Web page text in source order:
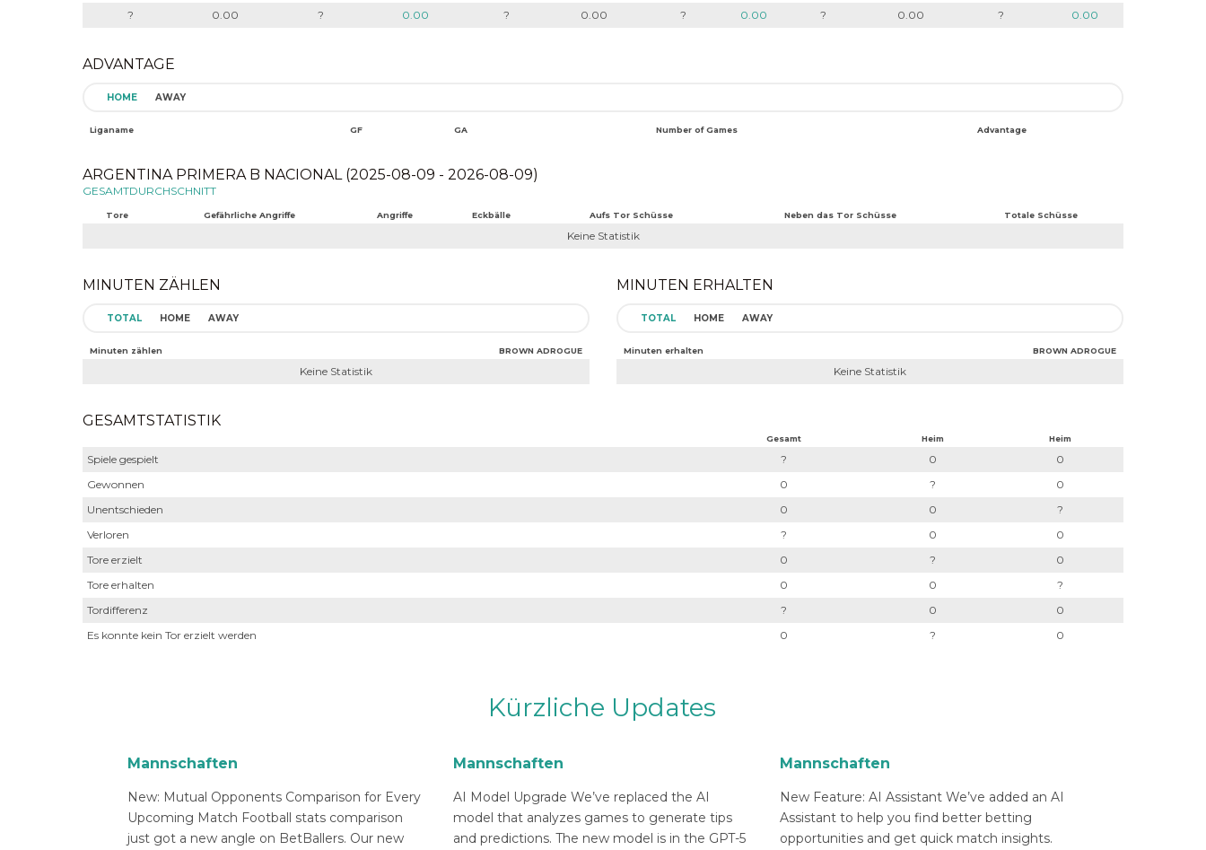
? 0.00 ? 0.00 ? 0.00 ? 0.00 ? 0.00 ? 0.00
ADVANTAGE
HOME AWAY
Liganame GF GA Number of Games Advantage
ARGENTINA PRIMERA B NACIONAL (2025-08-09 - 2026-08-09)
GESAMTDURCHSCHNITT
Tore Gefährliche Angriffe Angriffe Eckbälle Aufs Tor Schüsse Neben das Tor Schüsse Totale Schüsse
Keine Statistik
MINUTEN ZÄHLEN
TOTAL HOME AWAY
Minuten zählen BROWN ADROGUE
Keine Statistik
MINUTEN ERHALTEN
TOTAL HOME AWAY
Minuten erhalten BROWN ADROGUE
Keine Statistik
GESAMTSTATISTIK
Gesamt Heim Heim
Spiele gespielt ? 0
0
Gewonnen
0 ?
0
Unentschieden
0 0
?
Verloren
? 0
0
Tore erzielt
0 ?
0
Tore erhalten
0 0
?
Tordifferenz
? 0
0
Es konnte kein Tor erzielt werden
0 ? 0
Kürzliche Updates
Mannschaften
New: Mutual Opponents Comparison for Every
Upcoming Match Football stats comparison
just got a new angle on BetBallers. Our new
Mannschaften
AI Model Upgrade We’ve replaced the AI
model that analyzes games to generate tips
and predictions. The new model is in the GPT-5
Mannschaften
New Feature: AI Assistant We’ve added an AI
Assistant to help you find better betting
opportunities and get quick match insights.